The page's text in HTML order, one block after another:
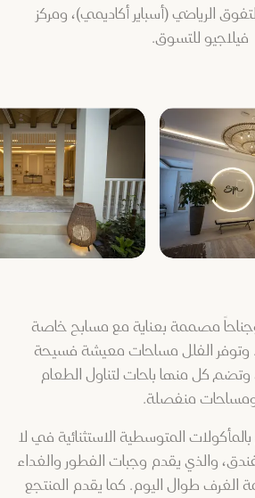
الرياضي (أسباير أكاديمي)، ومركز
فيلاجيو للتسوق.
33 فيلا وجناحاً مصممة بعناية مع مسابح خاصة
وتوفر الفلل مساحات معيشة فسيحة
وتضم كل منها باحات لتناول الطعام
منفصلة.
بالمأكولات المتوسطية الاستثنائية في لا
والذي يقدم وجبات الفطور والغداء
الغرف طوال اليوم. كما يقدم المنتجع